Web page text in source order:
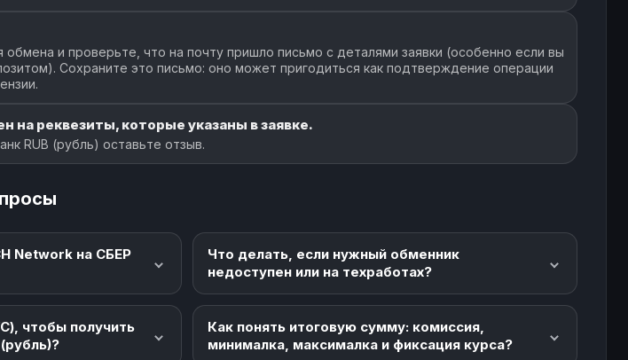
обмена и проверьте, что на почту пришло письмо с деталями заявки (особенно если вы
Сохраните это письмо: оно может пригодиться как подтверждение операции
на реквезиты, которые указаны в заявке.
RUB (рубль) оставьте отзыв.
Network на СБЕР
Что делать, если нужный обменник
недоступен или на техработах?
чтобы получить
Как понять итоговую сумму: комиссия,
минималка, максималка и фиксация курса?